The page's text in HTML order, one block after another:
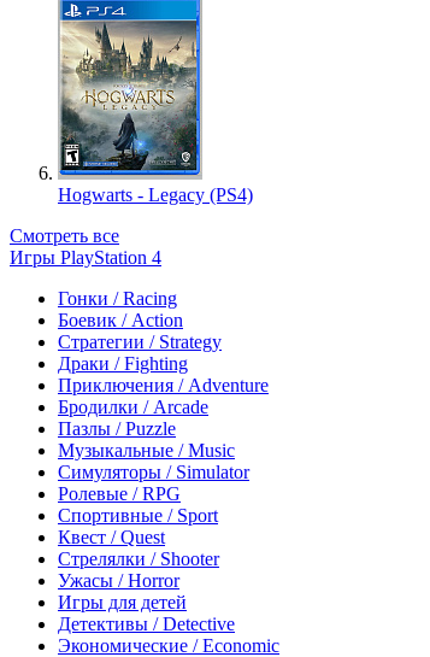
Hogwarts - Legacy (PS4)
Смотреть все
Игры PlayStation 4
Гонки / Racing
Боевик / Action
Стратегии / Strategy
Драки / Fighting
Приключения / Adventure
Бродилки / Arcade
Пазлы / Puzzle
Музыкальные / Music
Симуляторы / Simulator
Ролевые / RPG
Спортивные / Sport
Квест / Quest
Стрелялки / Shooter
Ужасы / Horror
Игры для детей
Детективы / Detective
Экономические / Economic